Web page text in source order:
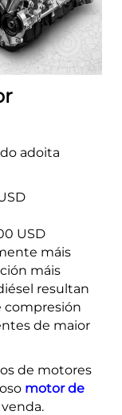
adoita
USD
máis
máis
resultan
compresión
de maior
de motores
motor de